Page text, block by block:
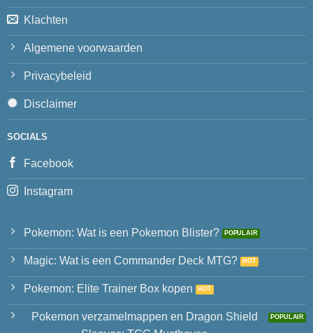
Klachten
Algemene voorwaarden
Privacybeleid
Disclaimer
SOCIALS
Facebook
Instagram
Pokemon: Wat is een Pokemon Blister?
Magic: Wat is een Commander Deck MTG?
Pokemon: Elite Trainer Box kopen
Pokemon verzamelmappen en Dragon Shield